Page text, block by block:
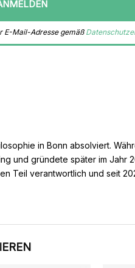
E-Mail-Adresse gemäß
in Bonn absolviert.
und gründete später im Jahr
Teil verantwortlich und seit